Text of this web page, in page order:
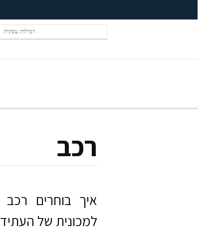
רכילות עסקית
רכב
למכונית של העתיד